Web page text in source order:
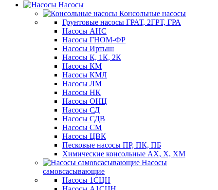
Насосы
Консольные насосы
Грунтовые насосы ГРАТ, 2ГРТ, ГРА
Насосы АНС
Насосы ГНОМ-ФР
Насосы Иртыш
Насосы К, 1К, 2К
Насосы КМ
Насосы КМЛ
Насосы ЛМ
Насосы НК
Насосы ОНЦ
Насосы СД
Насосы СДВ
Насосы СМ
Насосы ЦВК
Песковые насосы ПР, ПК, ПБ
Химические консольные АХ, Х, ХМ
Насосы
самовсасывающие
Насосы 1СЦН